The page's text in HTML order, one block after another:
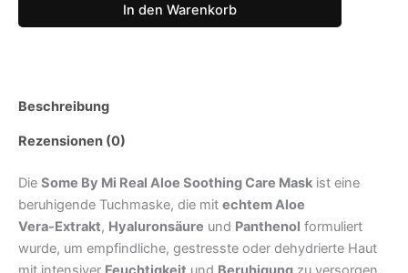
Aloe
Menge
In den Warenkorb
Beschreibung
Rezensionen (0)
Die Some By Mi Real Aloe Soothing Care Mask ist eine
beruhigende Tuchmaske, die mit echtem Aloe
Vera‑Extrakt, Hyaluronsäure und Panthenol formuliert
wurde, um empfindliche, gestresste oder dehydrierte Haut